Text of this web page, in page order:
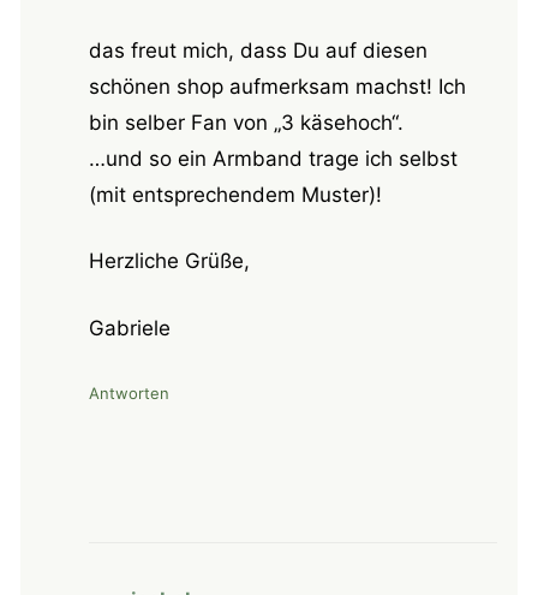
das freut mich, dass Du auf diesen
schönen shop aufmerksam machst! Ich
bin selber Fan von „3 käsehoch“.
…und so ein Armband trage ich selbst
(mit entsprechendem Muster)!
Herzliche Grüße,
Gabriele
Antworten